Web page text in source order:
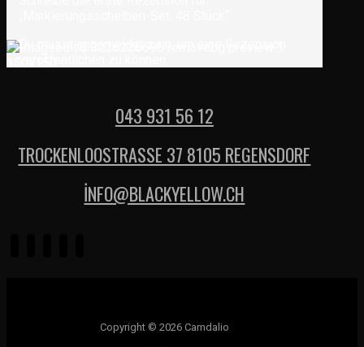
Du musst
043 931 56 12
TROCKENLOOSTRASSE 37 8105 REGENSDORF
İNFO@BLACKYELLOW.CH
Copyright © 2026 Camdalio